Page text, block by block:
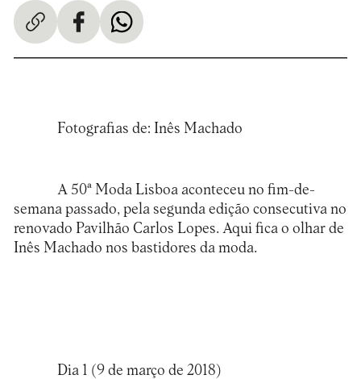
Fotografias de: Inês Machado
A 50ª Moda Lisboaaconteceu no fim-de-
semana passado, pela segunda edição consecutiva no
renovado Pavilhão Carlos Lopes. Aqui fica o olhar de
Inês Machado nos bastidores da moda.
Dia 1 (9 de março de 2018)